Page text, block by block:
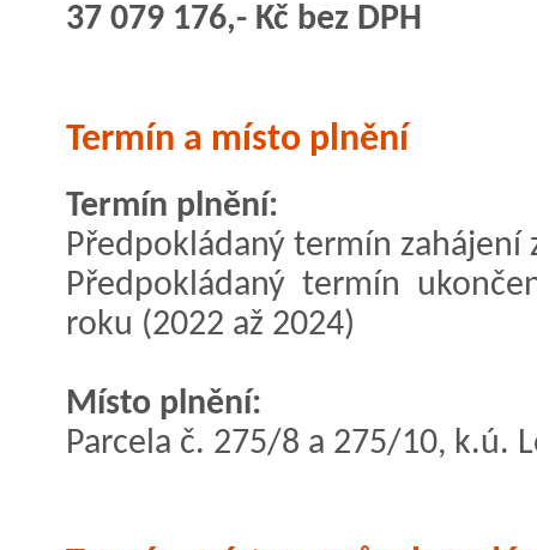
37 079 176,- Kč bez DPH
Termín a místo plnění
Termín plnění:
Předpokládaný termín zahájení
Předpokládaný termín
roku (2022 až 2024)
Místo plnění:
Parcela č. 275/8 a 275/10, k.ú.